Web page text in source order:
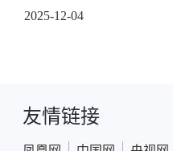
2025-12-04
友情链接